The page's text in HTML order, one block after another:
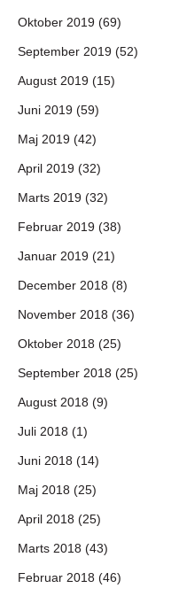
Oktober 2019 (69)
September 2019 (52)
August 2019 (15)
Juni 2019 (59)
Maj 2019 (42)
April 2019 (32)
Marts 2019 (32)
Februar 2019 (38)
Januar 2019 (21)
December 2018 (8)
November 2018 (36)
Oktober 2018 (25)
September 2018 (25)
August 2018 (9)
Juli 2018 (1)
Juni 2018 (14)
Maj 2018 (25)
April 2018 (25)
Marts 2018 (43)
Februar 2018 (46)